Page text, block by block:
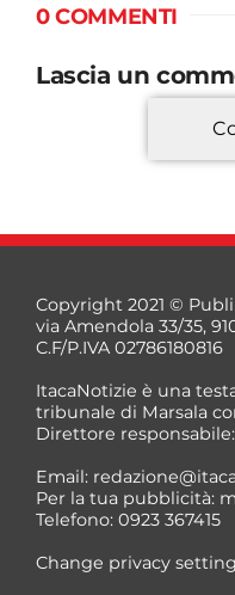
0 COMMENTI
Lascia un
*
Copyright 2021 ©
via Amendola 33/35,
C.F/P.IVA 02786180816
ItacaNotizie è una
tribunale di Marsala
Direttore
Email:
Per la tua pubblicità:
Telefono: 0923 367415
Change privacy